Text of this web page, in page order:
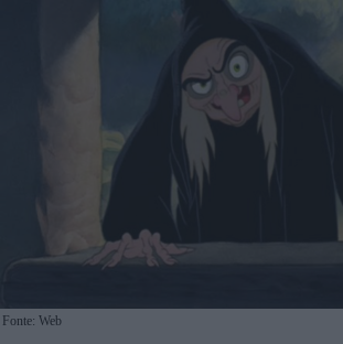
Fonte: Web